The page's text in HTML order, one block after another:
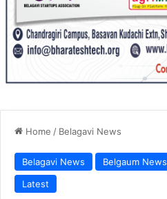
Home / Belagavi News
Belagavi News Belgaum News
Latest